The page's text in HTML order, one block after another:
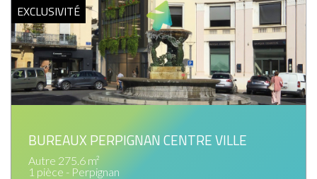
EXCLUSIVITÉ
BUREAUX PERPIGNAN CENTRE VILLE
Autre 275.6 m²
1 pièce - Perpignan